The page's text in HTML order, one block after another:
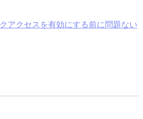
アクセスを有効にする前に問題ない